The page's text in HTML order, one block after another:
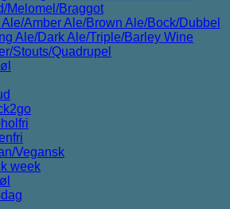
Melomel/Braggot
Ale/Amber Ale/Brown Ale/Bock/Dubbel
Ale/Dark Ale/Triple/Barley Wine
Stouts/Quadrupel
Vegansk
week